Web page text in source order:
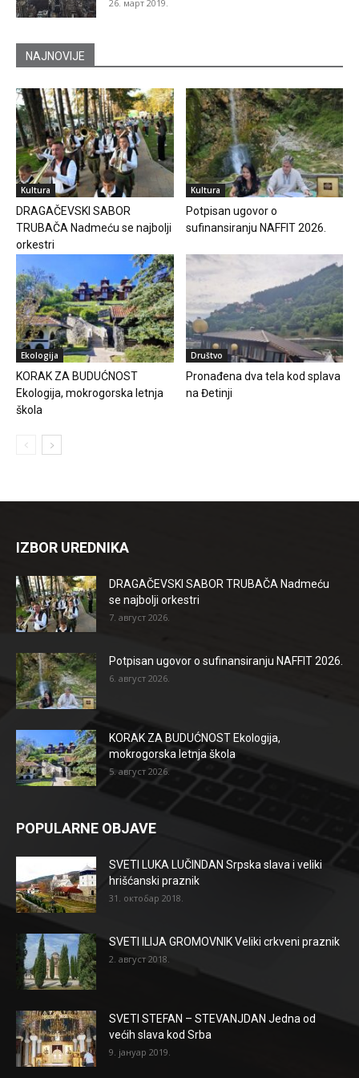
26. март 2019.
NAJNOVIJE
Kultura
DRAGAČEVSKI SABOR
TRUBAČA Nadmeću se najbolji
orkestri
Kultura
Potpisan ugovor o
sufinansiranju NAFFIT 2026.
Ekologija
KORAK ZA BUDUĆNOST
Ekologija, mokrogorska letnja
škola
Društvo
Pronađena dva tela kod splava
na Đetinji
IZBOR UREDNIKA
DRAGAČEVSKI SABOR TRUBAČA Nadmeću
se najbolji orkestri
7. август 2026.
Potpisan ugovor o sufinansiranju NAFFIT 2026.
6. август 2026.
KORAK ZA BUDUĆNOST Ekologija,
mokrogorska letnja škola
5. август 2026.
POPULARNE OBJAVE
SVETI LUKA LUČINDAN Srpska slava i veliki
hrišćanski praznik
31. октобар 2018.
SVETI ILIJA GROMOVNIK Veliki crkveni praznik
2. август 2018.
SVETI STEFAN – STEVANJDAN Jedna od
većih slava kod Srba
9. јануар 2019.